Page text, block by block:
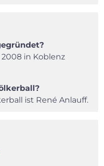
in Koblenz
ist René Anlauff.